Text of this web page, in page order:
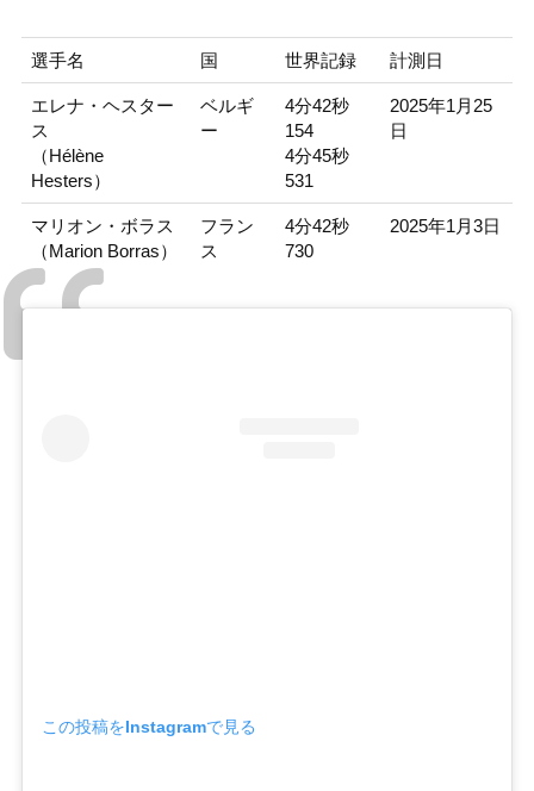
選手名 国 世界記録 計測日
エレナ・ヘスター
ス
（Hélène
Hesters）
ベルギ
ー
4分42秒
154
4分45秒
531
2025年1月25
日
マリオン・ボラス
（Marion Borras）
フラン
ス
4分42秒
730
2025年1月3日
この投稿をInstagramで見る